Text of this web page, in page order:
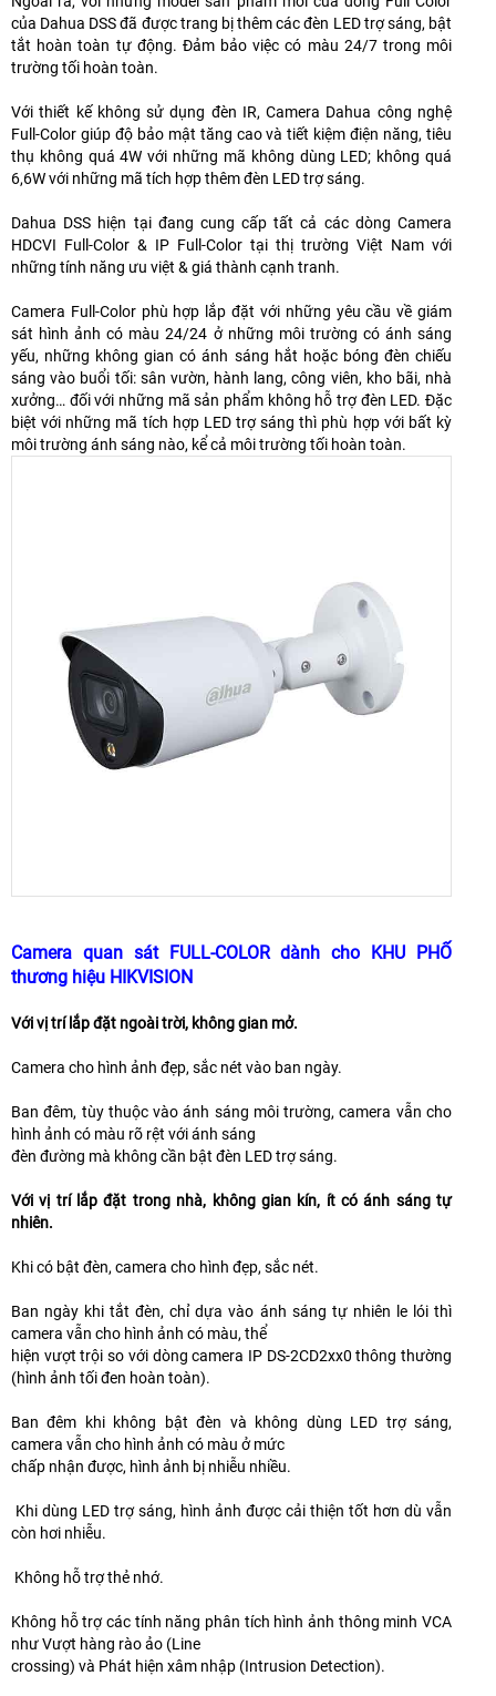
của Dahua DSS đã được trang bị thêm các đèn LED trợ sáng, bật
tắt hoàn toàn tự động. Đảm bảo việc có màu 24/7 trong môi
trường tối hoàn toàn.
Với thiết kế không sử dụng đèn IR, Camera Dahua công nghệ
Full-Color giúp độ bảo mật tăng cao và tiết kiệm điện năng, tiêu
thụ không quá 4W với những mã không dùng LED; không quá
6,6W với những mã tích hợp thêm đèn LED trợ sáng.
Dahua DSS hiện tại đang cung cấp tất cả các dòng Camera
HDCVI Full-Color & IP Full-Color tại thị trường Việt Nam với
những tính năng ưu việt & giá thành cạnh tranh.
Camera Full-Color phù hợp lắp đặt với những yêu cầu về giám
sát hình ảnh có màu 24/24 ở những môi trường có ánh sáng
yếu, những không gian có ánh sáng hắt hoặc bóng đèn chiếu
sáng vào buổi tối: sân vườn, hành lang, công viên, kho bãi, nhà
xưởng… đối với những mã sản phẩm không hỗ trợ đèn LED. Đặc
biệt với những mã tích hợp LED trợ sáng thì phù hợp với bất kỳ
môi trường ánh sáng nào, kể cả môi trường tối hoàn toàn.
Camera quan sát FULL-COLOR dành cho KHU PHỐ
thương hiệu HIKVISION
Với vị trí lắp đặt ngoài trời, không gian mở.
Camera cho hình ảnh đẹp, sắc nét vào ban ngày.
Ban đêm, tùy thuộc vào ánh sáng môi trường, camera vẫn cho
hình ảnh có màu rõ rệt với ánh sáng
đèn đường mà không cần bật đèn LED trợ sáng.
Với vị trí lắp đặt trong nhà, không gian kín, ít có ánh sáng tự
nhiên.
Khi có bật đèn, camera cho hình đẹp, sắc nét.
Ban ngày khi tắt đèn, chỉ dựa vào ánh sáng tự nhiên le lói thì
camera vẫn cho hình ảnh có màu, thể
hiện vượt trội so với dòng camera IP DS-2CD2xx0 thông thường
(hình ảnh tối đen hoàn toàn).
Ban đêm khi không bật đèn và không dùng LED trợ sáng,
camera vẫn cho hình ảnh có màu ở mức
chấp nhận được, hình ảnh bị nhiễu nhiều.
Khi dùng LED trợ sáng, hình ảnh được cải thiện tốt hơn dù vẫn
còn hơi nhiễu.
Không hỗ trợ thẻ nhớ.
Không hỗ trợ các tính năng phân tích hình ảnh thông minh VCA
như Vượt hàng rào ảo (Line
crossing) và Phát hiện xâm nhập (Intrusion Detection).